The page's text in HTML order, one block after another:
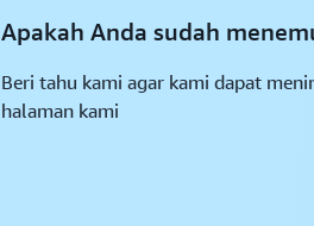
Apakah Anda sudah
Beri tahu kami agar kami dapat
halaman kami